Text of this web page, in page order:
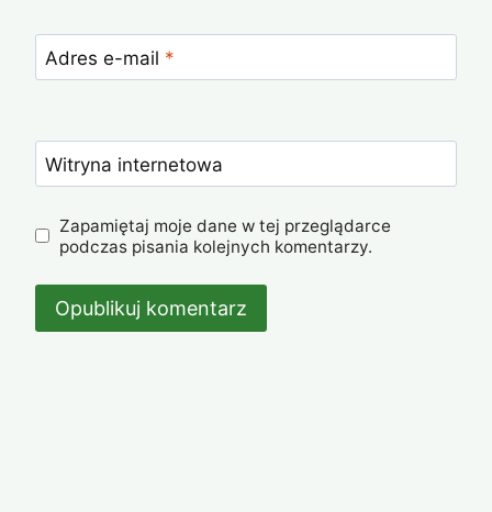
Adres e-mail *
Witryna internetowa
Zapamiętaj moje dane w tej przeglądarce
podczas pisania kolejnych komentarzy.